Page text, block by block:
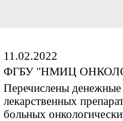
11.02.2022
ФГБУ "НМИЦ
Перечислены денежные
лекарственных
больных